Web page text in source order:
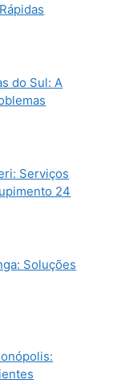
do Sul: A
Serviços
24
Soluções